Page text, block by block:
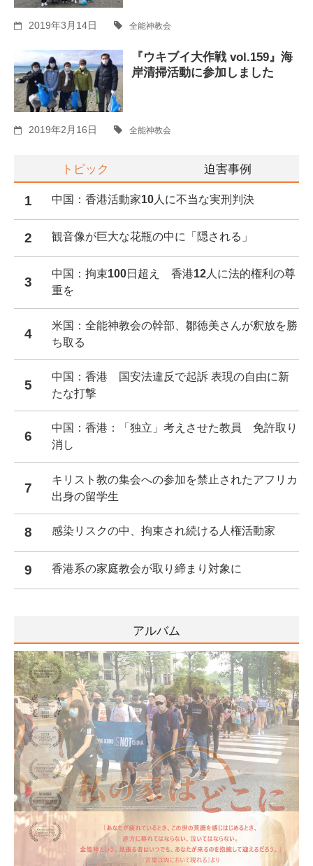
2019年3月14日 全能神教会
『ウキブイ大作戦 vol.159』海
岸清掃活動に参加しました
2019年2月16日 全能神教会
トピック 迫害事例
1 中国：香港活動家10人に不当な実刑判決
2 観音像が巨大な花瓶の中に「隠される」
3
中国：拘束100日超え 香港12人に法的権利の尊
重を
4
米国：全能神教会の幹部、鄒徳美さんが釈放を勝
ち取る
5
中国：香港 国安法違反で起訴 表現の自由に新
たな打撃
6
中国：香港：「独立」考えさせた教員 免許取り
消し
7
キリスト教の集会への参加を禁止されたアフリカ
出身の留学生
8 感染リスクの中、拘束され続ける人権活動家
9 香港系の家庭教会が取り締まり対象に
アルバム